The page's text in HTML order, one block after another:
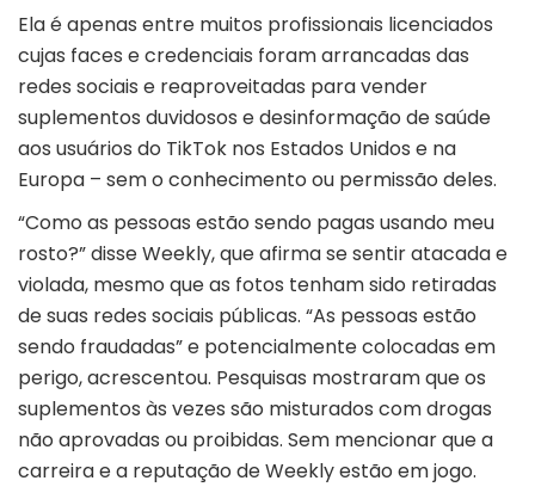
Ela é apenas entre muitos profissionais licenciados
cujas faces e credenciais foram arrancadas das
redes sociais e reaproveitadas para vender
suplementos duvidosos e desinformação de saúde
aos usuários do TikTok nos Estados Unidos e na
Europa – sem o conhecimento ou permissão deles.
“Como as pessoas estão sendo pagas usando meu
rosto?” disse Weekly, que afirma se sentir atacada e
violada, mesmo que as fotos tenham sido retiradas
de suas redes sociais públicas. “As pessoas estão
sendo fraudadas” e potencialmente colocadas em
perigo, acrescentou. Pesquisas mostraram que os
suplementos às vezes são misturados com drogas
não aprovadas ou proibidas. Sem mencionar que a
carreira e a reputação de Weekly estão em jogo.